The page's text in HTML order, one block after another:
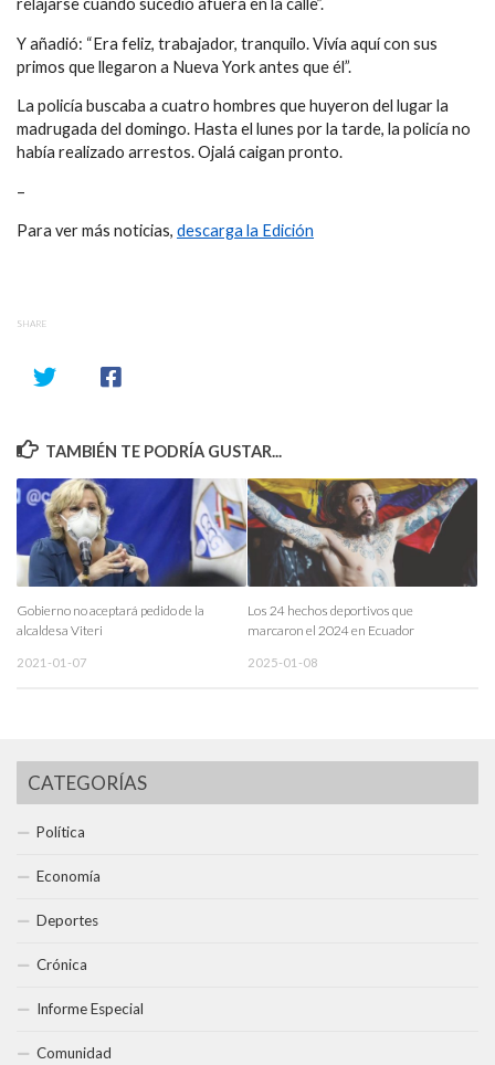
relajarse cuando sucedió afuera en la calle”.
Y añadió: “Era feliz, trabajador, tranquilo. Vivía aquí con sus
primos que llegaron a Nueva York antes que él”.
La policía buscaba a cuatro hombres que huyeron del lugar la
madrugada del domingo. Hasta el lunes por la tarde, la policía no
había realizado arrestos. Ojalá caigan pronto.
–
Para ver más noticias, descarga la Edición
SHARE
TAMBIÉN TE PODRÍA GUSTAR...
Gobierno no aceptará pedido de la
alcaldesa Viteri
2021-01-07
Los 24 hechos deportivos que
marcaron el 2024 en Ecuador
2025-01-08
CATEGORÍAS
Política
Economía
Deportes
Crónica
Informe Especial
Comunidad